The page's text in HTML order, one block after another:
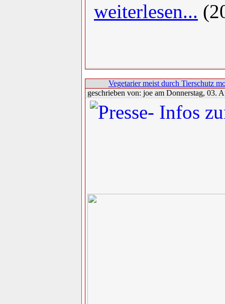
weiterlesen...
Vegetarier meist durch Tierschutz
geschrieben von: joe am Donnerstag, 03.